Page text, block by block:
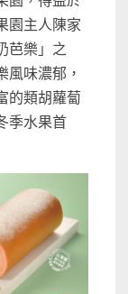
園主人陳家
芭樂」之
風味濃郁，
的類胡蘿蔔
季水果首